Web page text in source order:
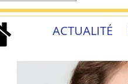
ACTUALITÉ